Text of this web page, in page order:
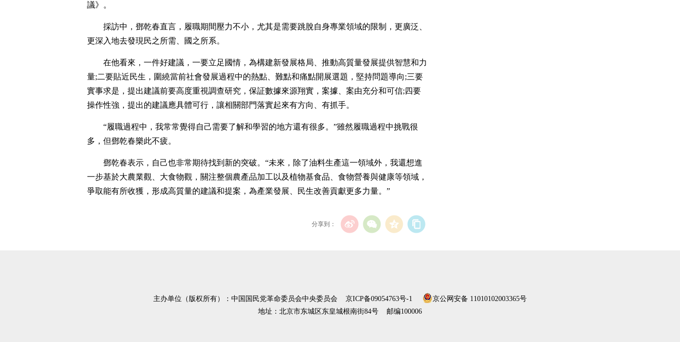
議》。
採訪中，鄧乾春直言，履職期間壓力不小，尤其是需要跳脫自身專業領域的限制，更廣泛、
更深入地去發現民之所需、國之所系。
在他看來，一件好建議，一要立足國情，為構建新發展格局、推動高質量發展提供智慧和力
量;二要貼近民生，圍繞當前社會發展過程中的熱點、難點和痛點開展選題，堅持問題導向;三要
實事求是，提出建議前要高度重視調查研究，保証數據來源翔實，案據、案由充分和可信;四要
操作性強，提出的建議應具體可行，讓相關部門落實起來有方向、有抓手。
“履職過程中，我常常覺得自己需要了解和學習的地方還有很多。”雖然履職過程中挑戰很
多，但鄧乾春樂此不疲。
鄧乾春表示，自己也非常期待找到新的突破。“未來，除了油料生產這一領域外，我還想進
一步基於大農業觀、大食物觀，關注整個農產品加工以及植物基食品、食物營養與健康等領域，
爭取能有所收獲，形成高質量的建議和提案，為產業發展、民生改善貢獻更多力量。”
分享到：
主办单位（版权所有）：中国国民党革命委员会中央委员会 京ICP备09054763号-1
京公网安备 11010102003365号
地址：北京市东城区东皇城根南街84号 邮编100006